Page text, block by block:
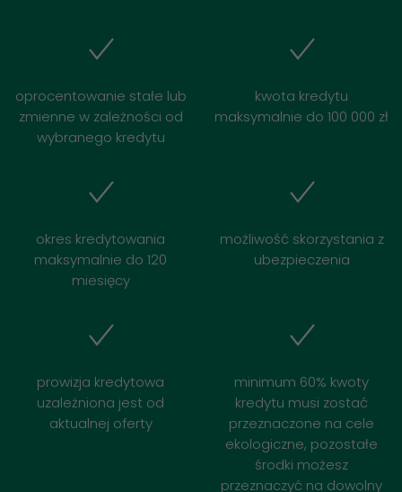
oprocentowanie stałe lub
zmienne w zależności od
wybranego kredytu
kwota kredytu
maksymalnie do 100 000 zł
okres kredytowania
maksymalnie do 120
miesięcy
możliwość skorzystania z
ubezpieczenia
prowizja kredytowa
uzależniona jest od
aktualnej oferty
minimum 60% kwoty
kredytu musi zostać
przeznaczone na cele
ekologiczne, pozostałe
środki możesz
przeznaczyć na dowolny